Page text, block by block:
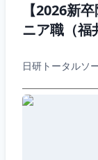
【2026新
ニア職（福
日研トータルソ